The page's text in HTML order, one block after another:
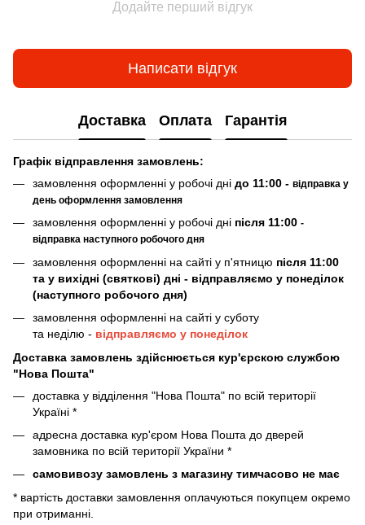
Додайте перший відгук
Написати відгук
Доставка Оплата Гарантія
Графік відправлення замовлень:
замовлення оформленні у робочі дні до 11:00 - відправка у
день оформлення замовлення
замовлення оформленні у робочі дні після 11:00 -
відправка наступного робочого дня
замовлення оформленні на сайті у п'ятницю після 11:00
та у вихідні (святкові) дні - відправляємо у понеділок
(наступного робочого дня)
замовлення оформленні на сайті у суботу
та неділю - відправляємо у понеділок
Доставка замовлень здійснюється кур'єрскою службою
"Нова Пошта"
доставка у відділення "Нова Пошта" по всій території
Україні *
адресна доставка кур'єром Нова Пошта до дверей
замовника по всій території України *
самовивозу замовлень з магазину тимчасово не має
* вартість доставки замовлення оплачуються покупцем окремо
при отриманні.